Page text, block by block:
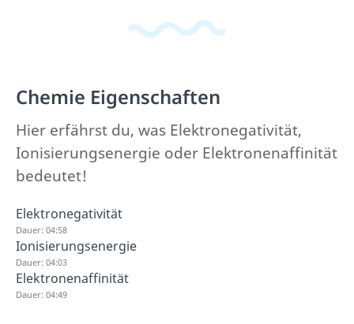
Chemie Eigenschaften
Hier erfährst du, was Elektronegativität,
Ionisierungsenergie oder Elektronenaffinität
bedeutet!
Elektronegativität
Dauer: 04:58
Ionisierungsenergie
Dauer: 04:03
Elektronenaffinität
Dauer: 04:49